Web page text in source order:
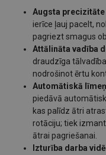
Augsta
ierīce ļauj pacelt,
pagriezt smagus
Attālināta vadība
draudzīga
nodrošinot ērtu
Automātiskā
piedāvā
kas palīdz ātri
rotāciju; tiek
ātrai pagriešanai.
Izturība darba